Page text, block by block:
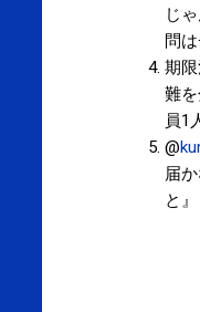
じ
問
期
難
員1
@
届
と